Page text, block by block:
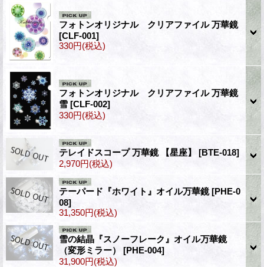
フォトンオリジナル クリアファイル 万華鏡
[CLF-001]
330円(税込)
フォトンオリジナル クリアファイル 万華鏡
雪 [CLF-002]
330円(税込)
テレイドスコープ 万華鏡 【星座】 [BTE-018]
2,970円(税込)
テーパード『ホワイト』オイル万華鏡[PHE-0
08]
31,350円(税込)
雪の結晶『スノーフレーク』オイル万華鏡
（変形ミラー） [PHE-004]
31,900円(税込)